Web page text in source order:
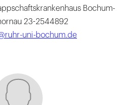
Bochum-
23-2544892
uni-bochum.de